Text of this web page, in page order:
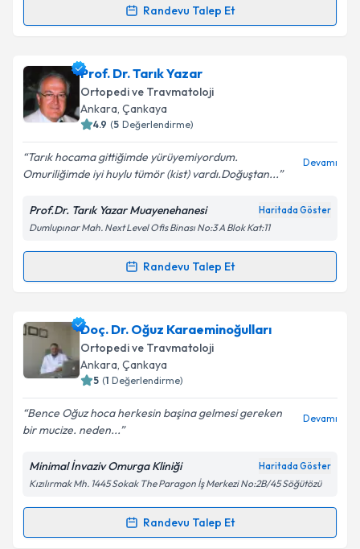
kapsamda işlenmesini kabul ediyorum.
Randevu Talep Et
Randevu Takvimi Talebi
Prof. Dr. Levent Çelebiiçin randevu takvimi talebi
oluşturun. Size bu uzmandan randevu almanız için bir
takvim hazırlandığında e-posta ile bilgilendireceğiz.
Kişisel verilerimin işlenmesine ilişkin
Aydınlatma
Metni'ni okudum ve kişisel verilerimin belirtilen
kapsamda işlenmesini kabul ediyorum.
Prof. Dr. Tarık Yazar
Ortopedi ve Travmatoloji
Ankara, Çankaya
4.9 (5 Değerlendirme)
Tarık hocama gittiğimde yürüyemiyordum.
Omuriliğimde iyi huylu tümör (kist) vardı.Doğuştan...
Devamı
Prof.Dr. Tarık Yazar Muayenehanesi Haritada Göster
Dumlupınar Mah. Next Level Ofis Binası No:3 A Blok Kat:11
Randevu Talep Et
Randevu Takvimi Talebi
Prof. Dr. Tarık Yazariçin randevu takvimi talebi
oluşturun. Size bu uzmandan randevu almanız için bir
takvim hazırlandığında e-posta ile bilgilendireceğiz.
Kişisel verilerimin işlenmesine ilişkin
Aydınlatma
Metni'ni okudum ve kişisel verilerimin belirtilen
kapsamda işlenmesini kabul ediyorum.
Doç. Dr. Oğuz Karaeminoğulları
Ortopedi ve Travmatoloji
Ankara, Çankaya
5 (1 Değerlendirme)
Bence Oğuz hoca herkesin başina gelmesi gereken
bir mucize. neden...
Devamı
Minimal İnvaziv Omurga Kliniği Haritada Göster
Kızılırmak Mh. 1445 Sokak The Paragon İş Merkezi No:2B/45 Söğütözü
Randevu Talep Et
Randevu Takvimi Talebi